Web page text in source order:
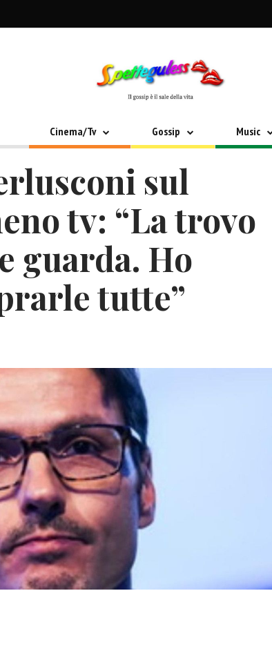
Cinema/Tv Gossip Music
sul
tv: “La trovo
guarda. Ho
tutte”